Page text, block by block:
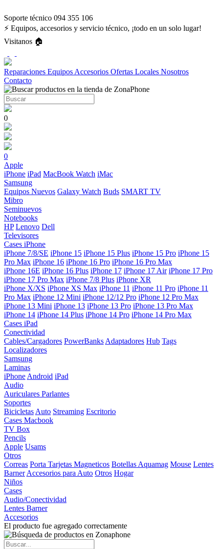
Soporte técnico 094 355 106
⚡ Equipos, accesorios y servicio técnico, ¡todo en un solo lugar!
Visitanos 🏠
Reparaciones Equipos Accesorios Ofertas Locales Nosotros
Contacto
0
0
Apple
iPhone iPad MacBook Watch iMac
Samsung
Equipos Nuevos Galaxy Watch Buds SMART TV
Mibro
Seminuevos
Notebooks
HP Lenovo Dell
Televisores
Cases iPhone
iPhone 7/8/SE iPhone 15 iPhone 15 Plus iPhone 15 Pro iPhone 15
Pro Max iPhone 16 iPhone 16 Pro iPhone 16 Pro Max
iPhone 16E iPhone 16 Plus iPhone 17 iPhone 17 Air iPhone 17 Pro
iPhone 17 Pro Max iPhone 7/8 Plus iPhone XR
iPhone X/XS iPhone XS Max iPhone 11 iPhone 11 Pro iPhone 11
Pro Max iPhone 12 Mini iPhone 12/12 Pro iPhone 12 Pro Max
iPhone 13 Mini iPhone 13 iPhone 13 Pro iPhone 13 Pro Max
iPhone 14 iPhone 14 Plus iPhone 14 Pro iPhone 14 Pro Max
Cases iPad
Conectividad
Cables/Cargadores PowerBanks Adaptadores Hub Tags
Localizadores
Samsung
Laminas
iPhone Android iPad
Audio
Auriculares Parlantes
Soportes
Bicicletas Auto Streaming Escritorio
Cases Macbook
TV Box
Pencils
Apple Usams
Otros
Correas Porta Tarjetas Magneticos Botellas Aquamag Mouse Lentes
Barner Accesorios para Auto Otros Hogar
Niños
Cases
Audio/Conectividad
Lentes Barner
Accesorios
El producto fue agregado correctamente